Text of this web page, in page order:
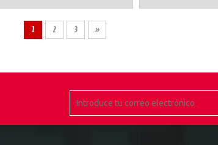
1 2 3 »